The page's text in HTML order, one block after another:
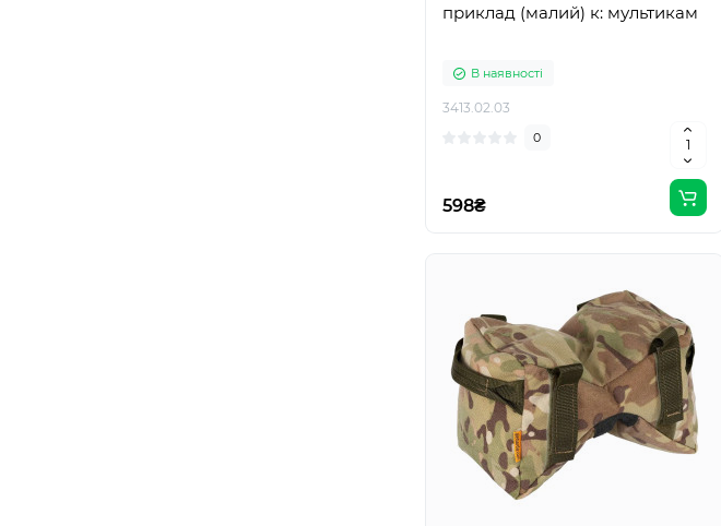
приклад (малий) к: мультикам
В наявності
3413.02.03
0
598₴